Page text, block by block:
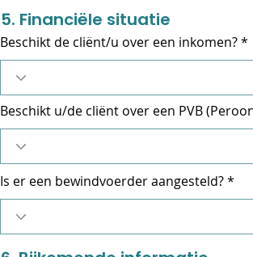
5. Financiële situatie
Beschikt de cliënt/u over een inkomen?
Beschikt u/de cliënt over een PVB
Is er een bewindvoerder aangesteld?